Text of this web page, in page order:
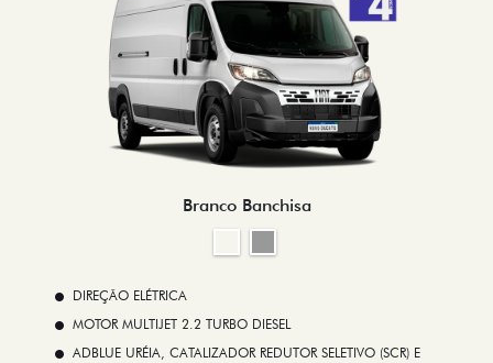
Branco Banchisa
DIREÇÃO ELÉTRICA
MOTOR MULTIJET 2.2 TURBO DIESEL
ADBLUE URÉIA, CATALIZADOR REDUTOR SELETIVO (SCR) E